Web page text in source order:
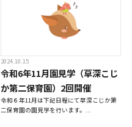
2024.10.15
令和6年11月園見学（草深こじ
か第二保育園）2回開催
令和６年11月は下記日程にて草深こじか第
二保育園の園見学を行います。...